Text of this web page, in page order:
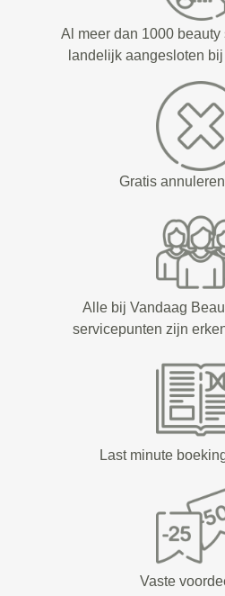
Al meer dan 1000
landelijk aangesloten
Gratis
Alle bij Vandaag
servicepunten zijn
Last minute
Vaste